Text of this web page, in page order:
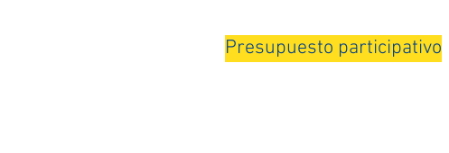
Presupuesto participativo